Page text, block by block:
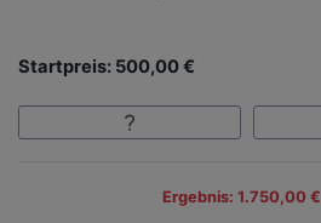
Startpreis: 500,00 €
Ergebnis: 1.750,00 €